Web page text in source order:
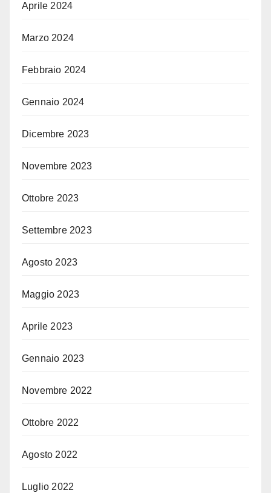
Aprile 2024
Marzo 2024
Febbraio 2024
Gennaio 2024
Dicembre 2023
Novembre 2023
Ottobre 2023
Settembre 2023
Agosto 2023
Maggio 2023
Aprile 2023
Gennaio 2023
Novembre 2022
Ottobre 2022
Agosto 2022
Luglio 2022